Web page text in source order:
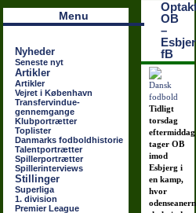
Menu
Nyheder
Seneste nyt
Artikler
Artikler
Vejret i København
Transfervindue-
gennemgange
Klubportrætter
Toplister
Danmarks fodboldhistorie
Talentportrætter
Spillerportrætter
Spillerinterviews
Stillinger
Superliga
1. division
Premier League
OB
–
fB
Tidligt
torsdag
eftermiddag
tager OB
imod
Esbjerg i
en kamp,
hvor